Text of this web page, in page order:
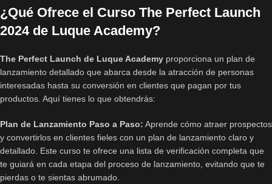
¿Qué Ofrece el Curso The Perfect Launch
2024 de Luque Academy?
The Perfect Launch de Luque Academy proporciona un plan de
lanzamiento detallado que abarca desde la atracción de personas
interesadas hasta su conversión en clientes que pagan por tus
productos. Aquí tienes lo que obtendrás:
Plan de Lanzamiento Paso a Paso: Aprende cómo atraer prospectos
y convertirlos en clientes fieles con un plan de lanzamiento claro y
detallado. Este curso te ofrece una lista de verificación completa que
te guiará en cada etapa del proceso de lanzamiento, evitando que te
pierdas o te sientas abrumado.